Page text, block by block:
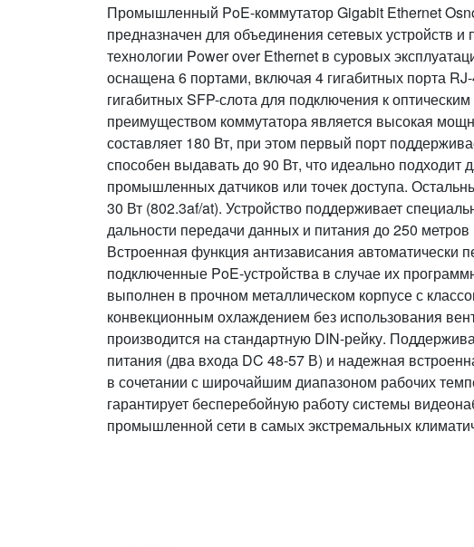
Промышленный PoE-коммутатор Gigabit Ethernet
предназначен для объединения сетевых устройств и
технологии Power over Ethernet в суровых
оснащена 6 портами, включая 4 гигабитных порта
гигабитных SFP-слота для подключения к
преимуществом коммутатора является высокая
составляет 180 Вт, при этом первый порт
способен выдавать до 90 Вт, что идеально подходит
промышленных датчиков или точек доступа.
30 Вт (802.3af/at). Устройство поддерживает
дальности передачи данных и питания до 250 метров
Встроенная функция антизависания автоматически
подключенные PoE-устройства в случае их
выполнен в прочном металлическом корпусе с
конвекционным охлаждением без использования
производится на стандартную DIN-рейку.
питания (два входа DC 48-57 В) и надежная
в сочетании с широчайшим диапазоном рабочих
гарантирует бесперебойную работу системы
промышленной сети в самых экстремальных